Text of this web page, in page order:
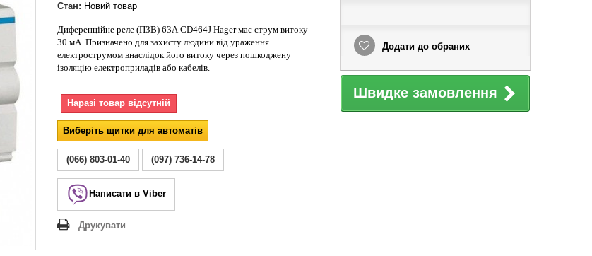
Стан: Новий товар
Диференційне реле (ПЗВ) 63А CD464J Hager має струм витоку
30 мА. Призначено для захисту людини від ураження
електрострумом внаслідок його витоку через пошкоджену
ізоляцію електроприладів або кабелів.
Наразі товар відсутній
Виберіть щитки для автоматів
(066) 803-01-40 (097) 736-14-78
Написати в Viber
Друкувати
Додати до обраних
Швидке замовлення